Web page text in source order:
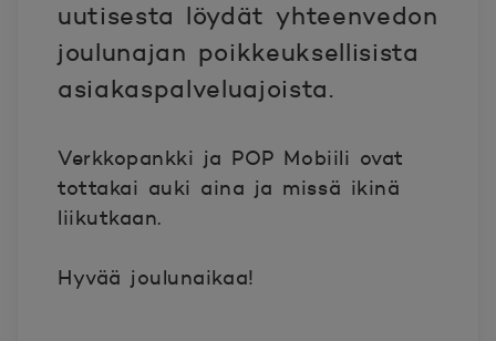
uutisesta löydät yhteenvedon
joulunajan poikkeuksellisista
asiakaspalveluajoista.
Verkkopankki ja POP Mobiili ovat
tottakai auki aina ja missä ikinä
liikutkaan.
Hyvää joulunaikaa!